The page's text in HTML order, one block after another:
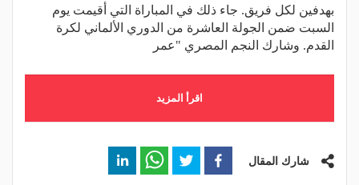
بهدفين لكل فريق. جاء ذلك في المباراة التي أقيمت يوم
السبت ضمن الجولة العاشرة من الدوري الألماني لكرة
القدم. وشارك النجم المصري "عمر
اقرأ المزيد
شارك المقال